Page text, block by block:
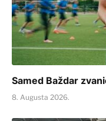
Samed Baždar
8. Augusta 2026.